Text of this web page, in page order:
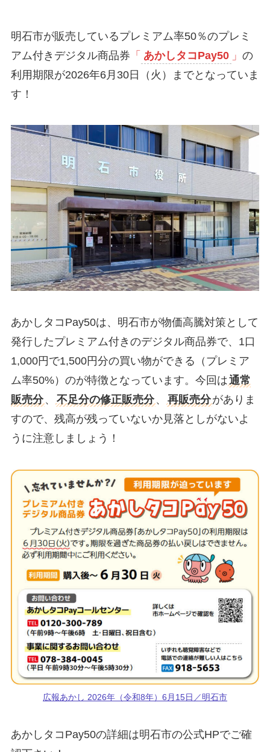
明石市が販売しているプレミアム率50％のプレミ
アム付きデジタル商品券 「 あかしタコPay50 」 の
利用期限が2026年6月30日（火）までとなっていま
す！
あかしタコPay50は、明石市が物価高騰対策として
発行したプレミアム付きのデジタル商品券で、1口
1,000円で1,500円分の買い物ができる（プレミア
ム率50%）のが特徴となっています。今回は通常
販売分 、 不足分の修正販売分 、 再販売分がありま
すので、残高が残っていないか見落としがないよ
うに注意しましょう！
広報あかし 2026年（令和8年）6月15日／明石市
あかしタコPay50の詳細は明石市の公式HPでご確